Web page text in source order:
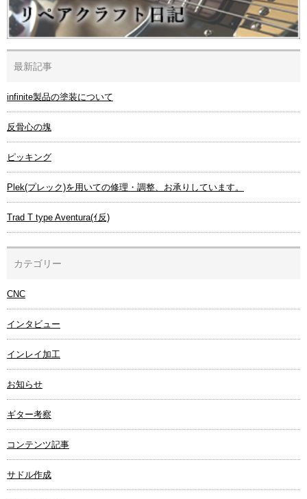
最新記事
infinite製品の塗装について
反骨心の塊
ピッキング
Plek(プレック)を用いての修理・調整、お承りしています。
Trad T type Aventura(ｲ反)
カテゴリー
CNC
インタビュー
インレイ加工
お知らせ
ギター考察
コンテンツ記事
サドル作成